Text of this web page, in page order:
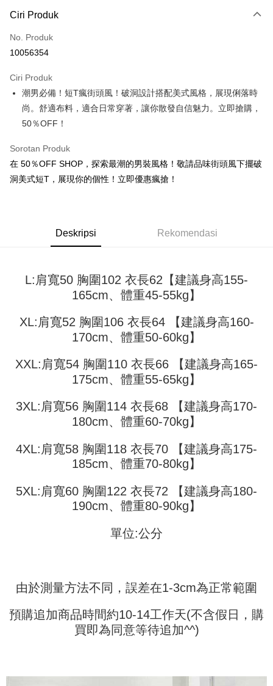
Kad Kredit (Bayaran Penuh)
Pengambilan di Kedai Serbaneka
Apple Pay
JKOPAY
Plus PAY
[Terma Penggunaan untuk OP Pay Later]
Jika anda memilih OP Pay Later sebagai kaedah pembayaran, sistem
akan mengarahkan anda secara automatik ke proses transaksi OP Pay
mudah alih anda, memilih bilangan ansuran, dan menetapkan tarikh
akhir pembayaran. Transaksi akan dianggap selesai setelah pembayaran
Had kredit yang diluluskan, tempoh ansuran yang tersedia, dan yuran
yang dikenakan adalah tertakluk kepada maklumat yang dinyatakan
pada halaman pengesahan transaksi seterusnya.
Jika transaksi tidak disahkan dalam masa 30 minit selepas pesanan
dibuat, atau jika permohonan gagal dalam proses semakan, pesanan
akan dibatalkan secara automatik. Jika permohonan gagal pada
tidak dipenuhi; butiran penilaian khusus tidak akan didedahkan.
Pembayaran ansuran melalui OP Pay Later akan dibilkan secara
berasingan dan tidak termasuk dalam bil telekom anda. SMS peringatan
pembayaran akan dihantar selepas kitaran bil bulanan.
Selepas mengakses bil melalui pautan dalam SMS, anda boleh
[Nota Penting]
Perkhidmatan ini disediakan oleh Taiwan Mobile Co., Ltd. (“Syarikat”),
yang membolehkan pelanggan membeli barangan atau perkhidmatan
melalui perkhidmatan ini pada masa transaksi. Hasil daripada pembelian
1. Dengan memilih AFTEE sebagai kaedah pembayaran, mesej
pengesahan AFTEE akan muncul.
2. Anda boleh meneruskan pembayaran selepas pengesahan SMS.
dihantar ke alamat yang ditetapkan.
4. Setelah pesanan disahkan, anda akan menerima SMS pembayaran
manakala ahli aplikasi akan menerima pemberitahuan tolak aplikasi
5. Tiada bayaran diperlukan apabila anda menerima produk. Sila buat
pembayaran di empat kedai serbaneka utama, ATM atau perbankan
dalam talian dengan SMS pembayaran atau pemberitahuan tolak aplikasi
Sila ambil perhatian bahawa tempoh pembayaran adalah 14 hari. Walau
dan mendaftar sebagai ahli AFTEE boleh menikmati tempoh pembayaran
sehingga 45 hari.
ditambah dengan bilangan hari yang boleh dilanjutkan oleh AFTEE. Anda
boleh melanjutkan tempoh pembayaran anda sebelum anda menerima
pesanan. Walau bagaimanapun, tiada jaminan bahawa anda boleh
prapesanan atau produk yang mungkin mengambil masa yang lebih
lama untuk dihantar). Oleh itu, anda dikehendaki membuat pembayaran
1. Jumlah yang diperakui untuk pengguna kali pertama boleh sehingga
keputusan pensijilan dan semakan oleh AFTEE.
2. Amaun perbelanjaan minimum mestilah lebih besar daripada NT$20.
3. Pada masa ini hanya tersedia untuk ahli Taiwan.
Pemindahan ATM
全家取貨付款
付款 後全家取貨
7-11取貨付款
NT$45/pesanan | Penghantaran percuma untuk pesanan
付款 後7-11取貨
NT$45/pesanan | Penghantaran percuma untuk pesanan
NT$499 atau lebih
NT$70/pesanan | Penghantaran percuma untuk pesanan
Ciri Produk
No. Produk
10056354
Ciri Produk
潮男必備！短T瘋街頭風！破洞設計搭配美式風格，展現俐落時
尚。舒適布料，適合日常穿著，讓你散發自信魅力。立即搶購，
50％OFF！
Sorotan Produk
在 50％OFF SHOP，探索最潮的男裝風格！敬請品味街頭風下擺破
洞美式短T，展現你的個性！立即優惠瘋搶！
Deskripsi Rekomendasi
L:肩寬50 胸圍102 衣長62【建議身高155-
165cm、體重45-55kg】
XL:肩寬52 胸圍106 衣長64 【建議身高160-
170cm、體重50-60kg】
XXL:肩寬54 胸圍110 衣長66 【建議身高165-
175cm、體重55-65kg】
3XL:肩寬56 胸圍114 衣長68 【建議身高170-
180cm、體重60-70kg】
4XL:肩寬58 胸圍118 衣長70 【建議身高175-
185cm、體重70-80kg】
5XL:肩寬60 胸圍122 衣長72 【建議身高180-
190cm、體重80-90kg】
單位:公分
由於測量方法不同，誤差在1-3cm為正常範圍
預購追加商品時間約10-14工作天(不含假日，購
買即為同意等待追加^^)